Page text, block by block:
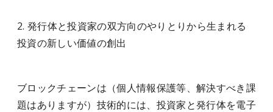
2. 発行体と投資家の双方向のやりとりから生まれる
投資の新しい価値の創出
ブロックチェーンは（個人情報保護等、解決すべき課
題はありますが）技術的には、投資家と発行体を電子